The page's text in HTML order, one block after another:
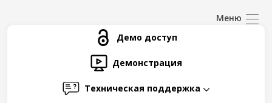
Демо доступ
Демонстрация
Техническая поддержка